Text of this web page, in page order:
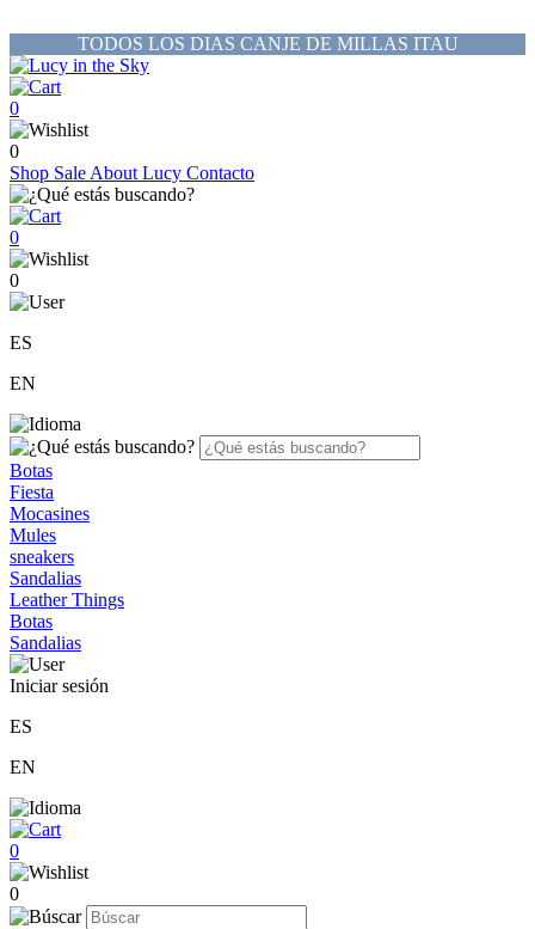
TODOS LOS DIAS CANJE DE MILLAS ITAU
0
0
Shop Sale About Lucy Contacto
0
0
ES
EN
Botas
Fiesta
Mocasines
Mules
sneakers
Sandalias
Leather Things
Botas
Sandalias
Iniciar sesión
ES
EN
0
0